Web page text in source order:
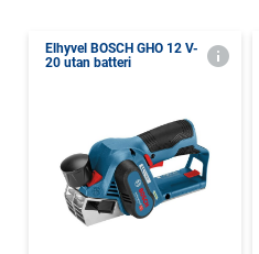
Elhyvel BOSCH GHO 12 V-
20 utan batteri